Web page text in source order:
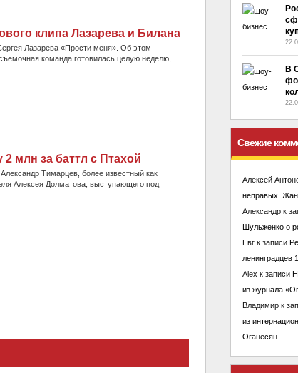
клипа Лазарева и Билана
Лазарева «Прости меня». Об этом
команда готовилась целую неделю,...
млн за баттл с Птахой
Тимарцев, более известный как
Алексея Долматова, выступающего под
В
Свежие
Алексей
неправых.
Александр к
Шульженко о
Евг к записи
ленинградцев
Alex к записи
из журнала
Владимир к
из
Оганесян